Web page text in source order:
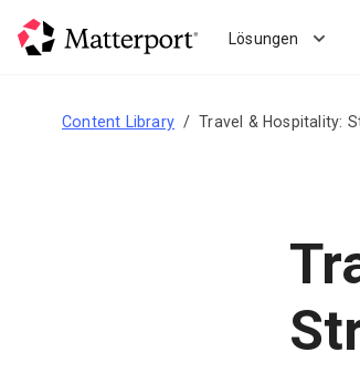
Lösungen
Content Library Travel & Hospitality: